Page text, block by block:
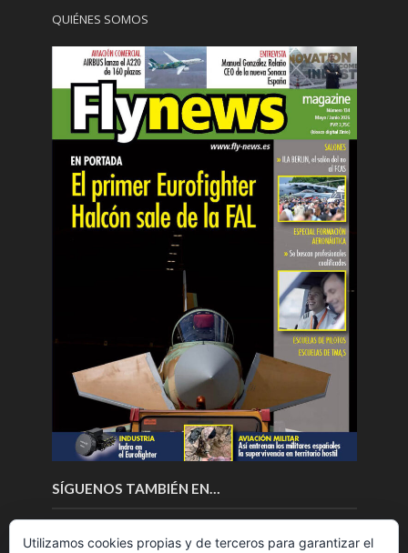
QUIÉNES SOMOS
SÍGUENOS TAMBIÉN EN…
Utilizamos cookies propias y de terceros para garantizar el